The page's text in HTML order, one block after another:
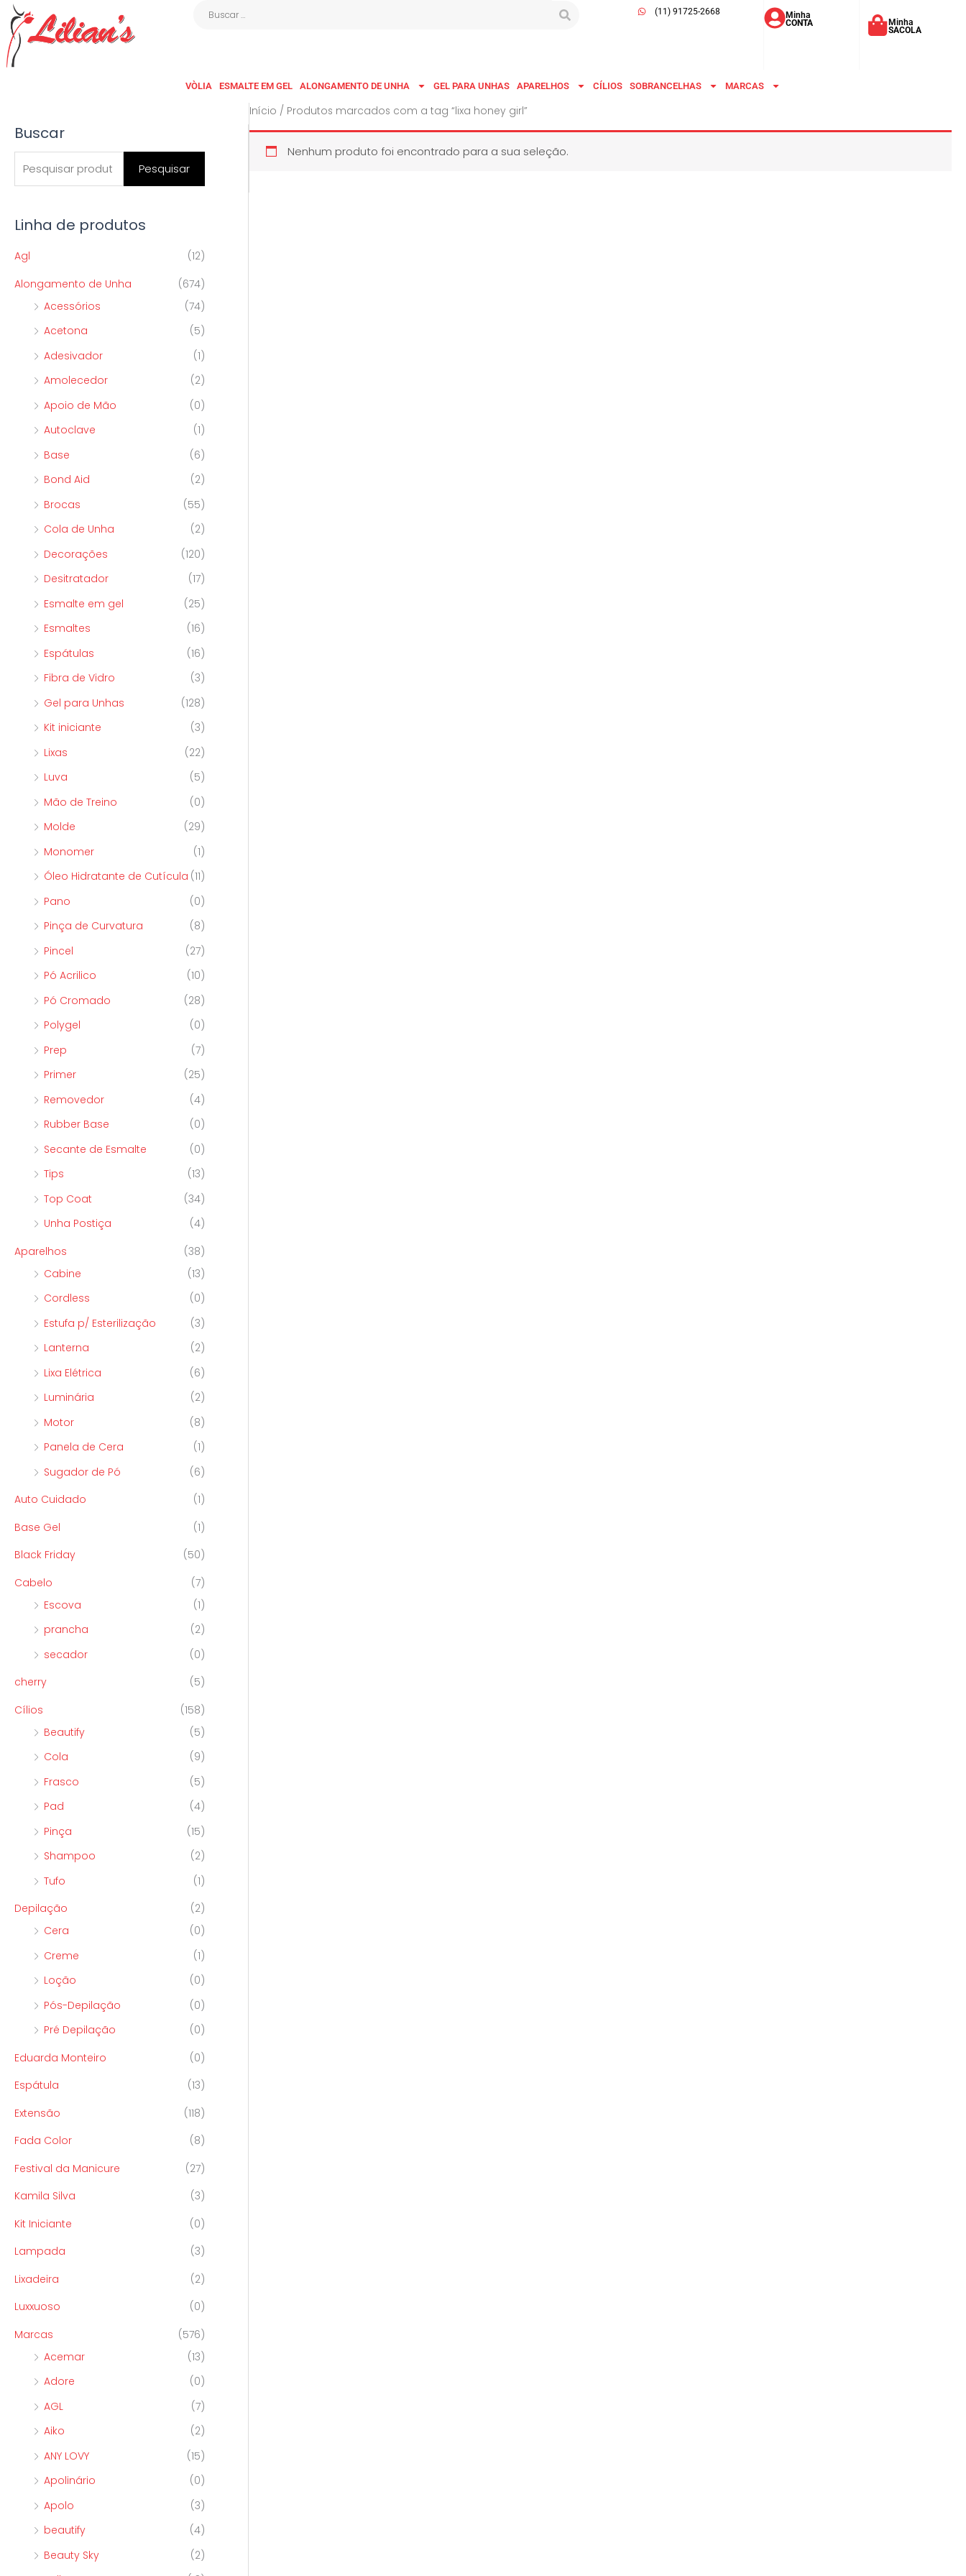
para
conteúdo
(11) 91725-2668 Minha
CONTA Minha
SACOLA
VÒLIA ESMALTE EM GEL ALONGAMENTO DE UNHA GEL PARA UNHAS APARELHOS CÍLIOS SOBRANCELHAS MARCAS
Buscar
P
e
u
a
Pesquisar
Linha de produtos
Agl
(12)
Alongamento de Unha
(674)
Acessórios
(74)
Acetona
(5)
Adesivador
(1)
Amolecedor
(2)
Apoio de Mão
(0)
Autoclave
(1)
Base
(6)
Bond Aid
(2)
Brocas
(55)
Cola de Unha
(2)
Decorações
(120)
Desitratador
(17)
Esmalte em gel
(25)
Esmaltes
(16)
Espátulas
(16)
Fibra de Vidro
(3)
Gel para Unhas
(128)
Kit iniciante
(3)
Lixas
(22)
Luva
(5)
Mão de Treino
(0)
Molde
(29)
Monomer
(1)
Óleo Hidratante de Cutícula (11)
Pano
(0)
Pinça de Curvatura
(8)
Pincel
(27)
Pó Acrilico
(10)
Pó Cromado
(28)
Polygel
(0)
Prep
(7)
Primer
(25)
Removedor
(4)
Rubber Base
(0)
Secante de Esmalte
(0)
Tips
(13)
Top Coat
(34)
Unha Postiça
(4)
Aparelhos
(38)
Cabine
(13)
Cordless
(0)
Estufa p/ Esterilização
(3)
Lanterna
(2)
Lixa Elétrica
(6)
Luminária
(2)
Motor
(8)
Panela de Cera
(1)
Sugador de Pó
(6)
Auto Cuidado
(1)
Base Gel
(1)
Black Friday
(50)
Cabelo
(7)
Escova
(1)
prancha
(2)
secador
(0)
cherry
(5)
Cílios
(158)
Beautify
(5)
Cola
(9)
Frasco
(5)
Pad
(4)
Pinça
(15)
Shampoo
(2)
Tufo
(1)
Depilação
(2)
Cera
(0)
Creme
(1)
Loção
(0)
Pós-Depilação
(0)
Pré Depilação
(0)
Eduarda Monteiro
(0)
Espátula
(13)
Extensão
(118)
Fada Color
(8)
Festival da Manicure
(27)
Kamila Silva
(3)
Kit Iniciante
(0)
Lampada
(3)
Lixadeira
(2)
Luxxuoso
(0)
Marcas
(576)
Acemar
(13)
Adore
(0)
AGL
(7)
Aiko
(2)
ANY LOVY
(15)
Apolinário
(0)
Apolo
(3)
beautify
(4)
Beauty Sky
(2)
Início / Produtos marcados com a tag “lixa honey girl”
Nenhum produto foi encontrado para a sua seleção.